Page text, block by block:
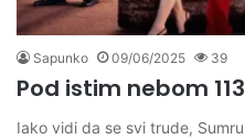
Sapunko 09/06/2025 39
Pod istim nebom
Iako vidi da se svi trude,